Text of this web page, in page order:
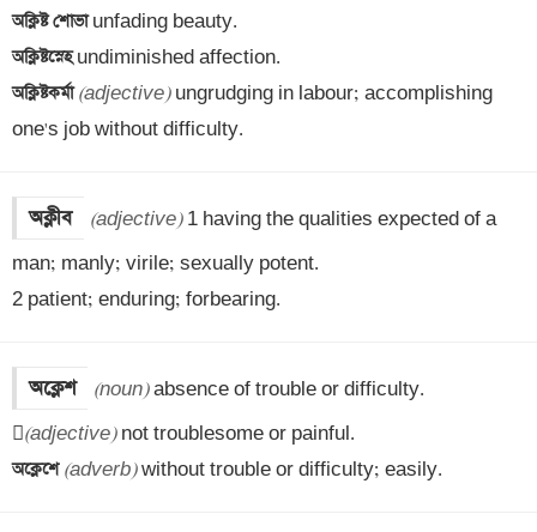
অক্লিষ্ট শোভা
অক্লিষ্টস্নেহ
অক্লিষ্টকর্মা (adjective) ungrudging in labour; accomplishing
one's job without difficulty.
অক্লীব (adjective) 1 having the qualities expected of a
man; manly; virile; sexually potent.
2 patient; enduring; forbearing.
অক্লেশ (noun) absence of trouble or difficulty.
(adjective)
অক্লেশে (adverb) without trouble or difficulty; easily.